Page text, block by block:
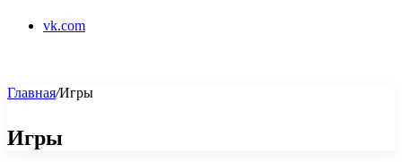
vk.com
Главная/Игры
Игры